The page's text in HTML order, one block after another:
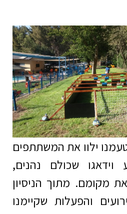
ילוו את המשתתפים
וידאגו שכולם נהנים,
מקומם. מתוך הניסיון
והפעלות שקיימנו